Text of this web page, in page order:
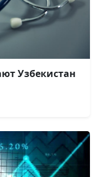
Узбекистан